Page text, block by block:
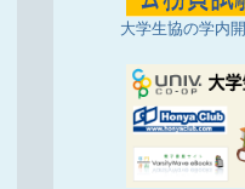
大学生協の学内